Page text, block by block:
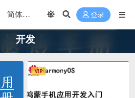
登录
开发
VIP